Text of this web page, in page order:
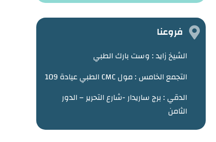
فروعنا
الشيخ زايد : وست بارك الطبي
التجمع الخامس : مول CMC الطبي عيادة 109
الدقي : برج ساريدار -شارع التحرير – الدور
الثامن